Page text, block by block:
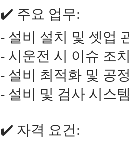
✔️ 주요 업무:
- 설비 설치 및 셋업
- 시운전 시 이슈 조
- 설비 최적화 및 공
- 설비 및 검사 시스
✔️ 자격 요건: